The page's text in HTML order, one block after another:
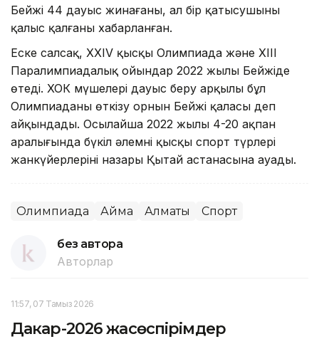
Бейжің 44 дауыс жинағаны, ал бір қатысушының
қалыс қалғаны хабарланған.
Еске салсақ, XXIV қысқы Олимпиада және XIII
Паралимпиадалық ойындар 2022 жылы Бейжіңде
өтеді. ХОК мүшелері дауыс беру арқылы бұл
Олимпиаданы өткізу орнын Бейжің қаласы деп
айқындады. Осылайша 2022 жылы 4-20 ақпан
аралығында бүкіл әлемнің қысқы спорт түрлері
жанкүйерлерінің назары Қытай астанасына ауады.
Олимпиада Аймақ Алматы Спорт
без автора
Авторлар
11:57, 07 Тамыз 2026
Дакар-2026 жасөспірімдер